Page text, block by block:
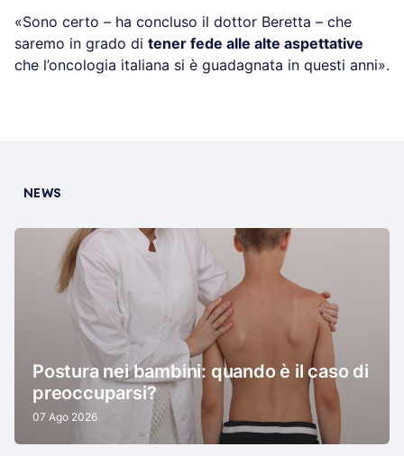
«Sono certo – ha concluso il dottor Beretta – che
saremo in grado di tener fede alle alte aspettative
che l’oncologia italiana si è guadagnata in questi anni».
NEWS
Postura nei bambini: quando è il caso di
preoccuparsi?
07 Ago 2026